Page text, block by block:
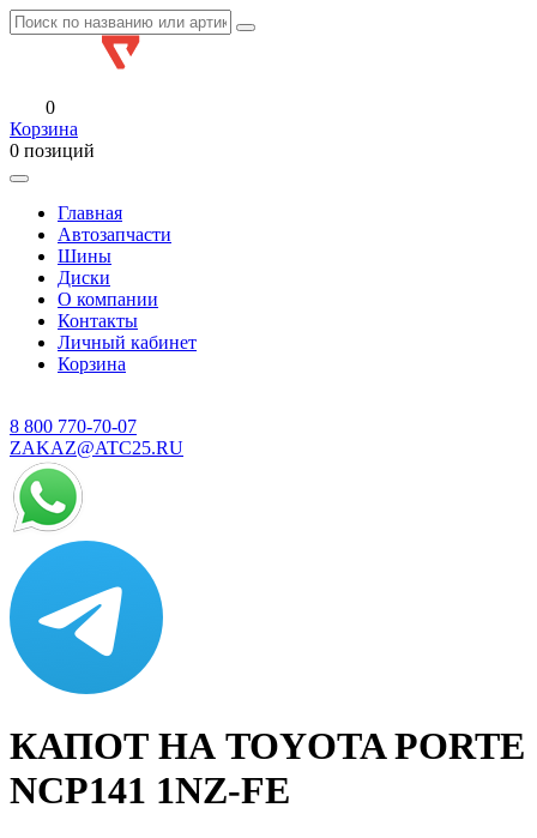
0
Корзина
0 позиций
Главная
Автозапчасти
Шины
Диски
О компании
Контакты
Личный кабинет
Корзина
8 800 770-70-07
ZAKAZ@ATC25.RU
КАПОТ НА TOYOTA PORTE
NCP141 1NZ-FE